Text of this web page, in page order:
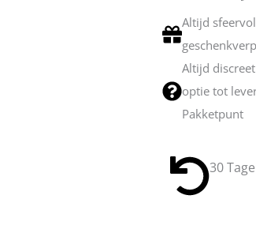
Altijd
Altijd
optie tot
Pakketpunt
30